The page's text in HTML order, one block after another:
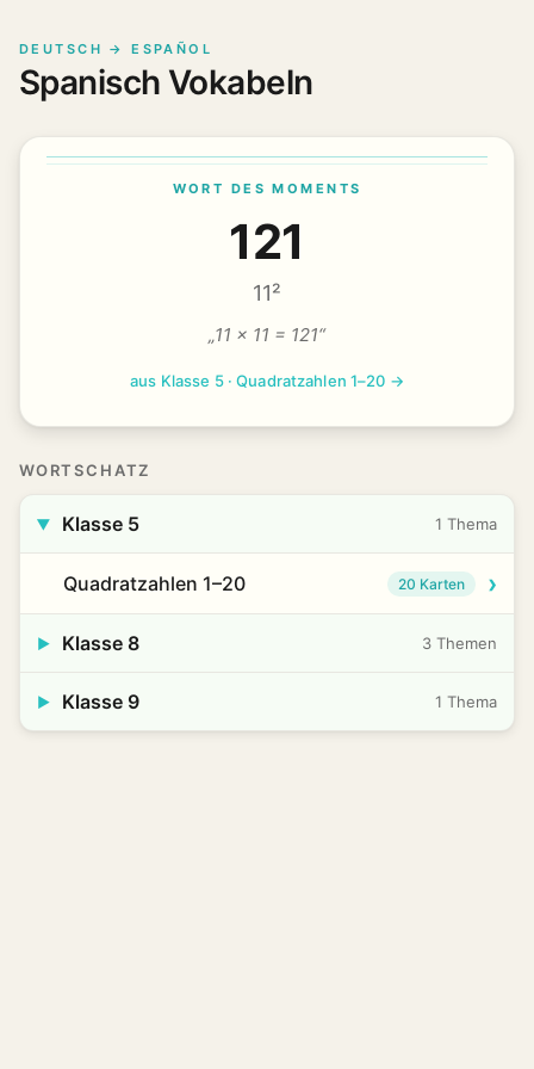
DEUTSCH → ESPAÑOL
Spanisch Vokabeln
WORT DES MOMENTS
121
11²
„11 × 11 = 121“
aus Klasse 5 · Quadratzahlen 1–20 →
WORTSCHATZ
▶ Klasse 5 1 Thema
Quadratzahlen 1–20 20 Karten ›
▶ Klasse 8 3 Themen
▶ Klasse 9 1 Thema